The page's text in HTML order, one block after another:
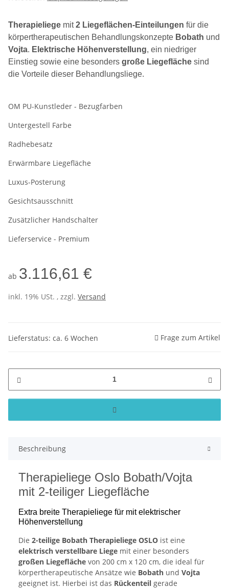
Therapieliege mit2 Liegeflächen-Einteilungen für die
körpertherapeutischen Behandlungskonzepte Bobath und
Vojta. Elektrische Höhenverstellung, ein niedriger
Einstieg sowie eine besonders große Liegefläche sind
die Vorteile dieser Behandlungsliege.
OM PU-Kunstleder - Bezugfarben
Untergestell Farbe
Radhebesatz
Erwärmbare Liegefläche
Luxus-Posterung
Gesichtsausschnitt
Zusätzlicher Handschalter
Lieferservice - Premium
ab 3.116,61 €
inkl. 19% USt. , zzgl. Versand
Lieferstatus: ca. 6 Wochen Frage zum Artikel
Beschreibung
Therapieliege Oslo Bobath/Vojta
mit 2-teiliger Liegefläche
Extra breite Therapieliege für mit elektrischer
Höhenverstellung
Die 2-teilige Bobath Therapieliege OSLO ist eine
elektrisch verstellbare Liege mit einer besonders
großen Liegefläche von 200 cm x 120 cm, die ideal für
körpertherapeutische Ansätze wie Bobath und Vojta
geeignet ist. Hierbei ist das Rückenteil gerade